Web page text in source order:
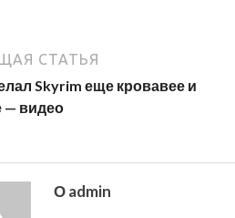
СТАТЬЯ
Skyrim еще кровавее и
— видео
О admin